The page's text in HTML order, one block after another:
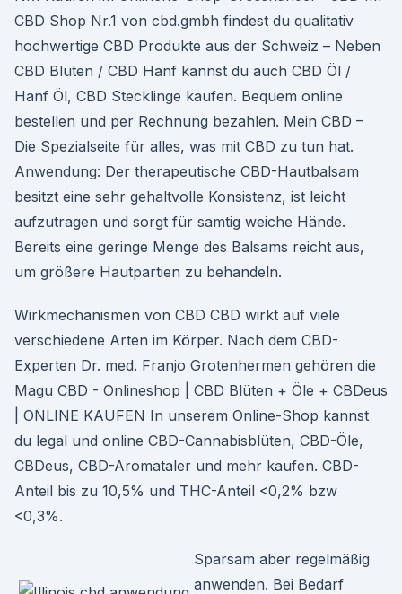
CBD Shop Nr.1 von cbd.gmbh findest du qualitativ
hochwertige CBD Produkte aus der Schweiz – Neben
CBD Blüten / CBD Hanf kannst du auch CBD Öl /
Hanf Öl, CBD Stecklinge kaufen. Bequem online
bestellen und per Rechnung bezahlen. Mein CBD –
Die Spezialseite für alles, was mit CBD zu tun hat.
Anwendung: Der therapeutische CBD-Hautbalsam
besitzt eine sehr gehaltvolle Konsistenz, ist leicht
aufzutragen und sorgt für samtig weiche Hände.
Bereits eine geringe Menge des Balsams reicht aus,
um größere Hautpartien zu behandeln.
Wirkmechanismen von CBD CBD wirkt auf viele
verschiedene Arten im Körper. Nach dem CBD-
Experten Dr. med. Franjo Grotenhermen gehören die
Magu CBD - Onlineshop | CBD Blüten + Öle + CBDeus
| ONLINE KAUFEN In unserem Online-Shop kannst
du legal und online CBD-Cannabisblüten, CBD-Öle,
CBDeus, CBD-Aromataler und mehr kaufen. CBD-
Anteil bis zu 10,5% und THC-Anteil <0,2% bzw
<0,3%.
Sparsam aber regelmäßig
anwenden. Bei Bedarf